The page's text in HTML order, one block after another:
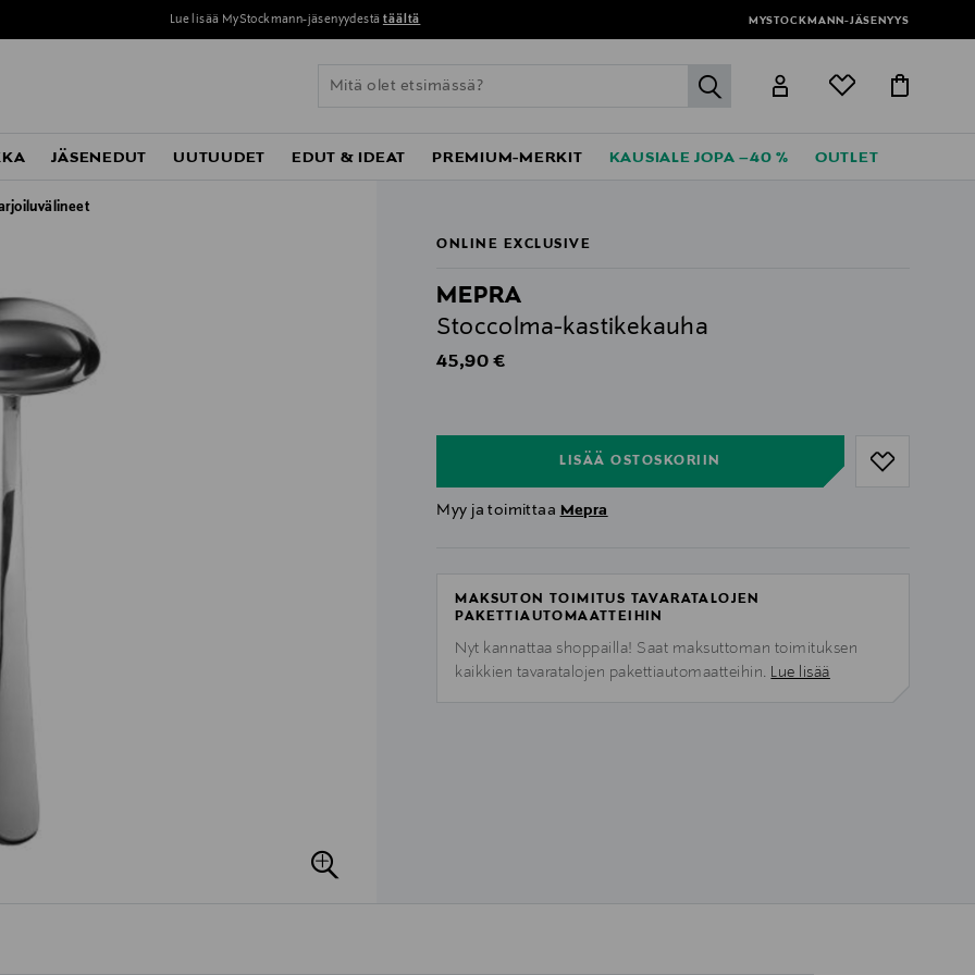
Lue lisää MyStockmann-jäsenyydestä täältä MYSTOCKMANN-JÄSENYYS
label.header.go
JÄSENEDUT UUTUUDET EDUT & IDEAT PREMIUM-MERKIT KAUSIALE JOPA –40 % OUTLET
ONLINE EXCLUSIVE
MEPRA
Stoccolma-kastikekauha
Original Price
45,90 €
LISÄÄ OSTOSKORIIN
Myy ja toimittaa Mepra
MAKSUTON TOIMITUS TAVARATALOJEN
PAKETTIAUTOMAATTEIHIN
Nyt kannattaa shoppailla! Saat maksuttoman toimituksen
kaikkien tavaratalojen pakettiautomaatteihin. Lue lisää